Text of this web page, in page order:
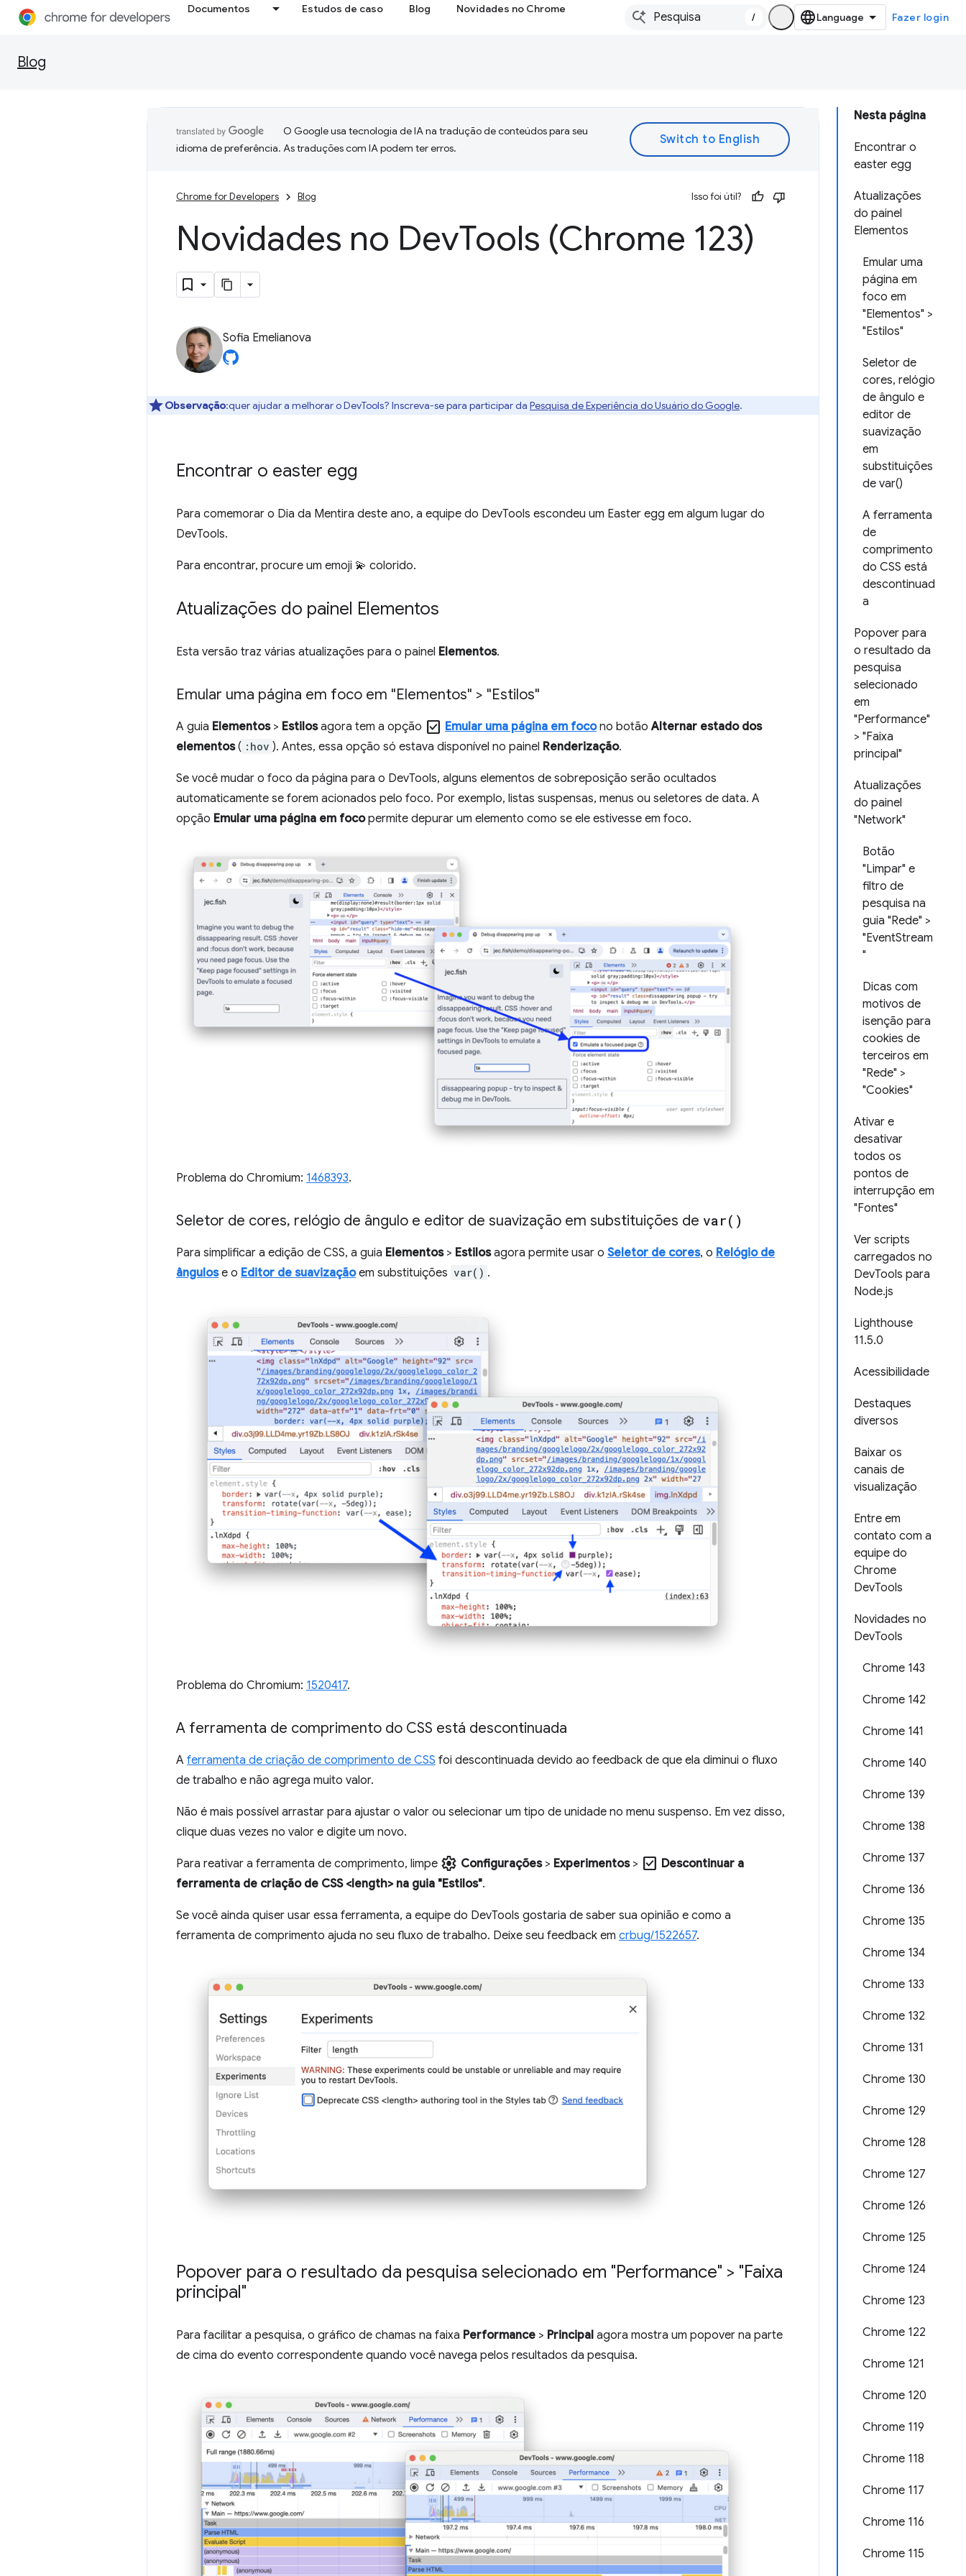
Documentos Estudos de caso Blog Novidades no Chrome
/ Fazer login
Blog
Nesta página
Encontrar o
easter egg
Atualizações
do painel
Elementos
Emular uma
página em
foco em
"Elementos" >
"Estilos"
Seletor de
cores, relógio
de ângulo e
editor de
suavização
em
substituições
de var()
A ferramenta
de
comprimento
do CSS está
descontinuad
a
Popover para
o resultado da
pesquisa
selecionado
em
"Performance"
> "Faixa
principal"
Atualizações
do painel
"Network"
Botão
"Limpar" e
filtro de
pesquisa na
guia "Rede" >
"EventStream
"
Dicas com
motivos de
isenção para
cookies de
terceiros em
"Rede" >
"Cookies"
Ativar e
desativar
todos os
pontos de
interrupção em
"Fontes"
Ver scripts
carregados no
DevTools para
Node.js
Lighthouse
11.5.0
Acessibilidade
Destaques
diversos
Baixar os
canais de
visualização
Entre em
contato com a
equipe do
Chrome
DevTools
Novidades no
DevTools
Chrome 143
Chrome 142
Chrome 141
Chrome 140
Chrome 139
Chrome 138
Chrome 137
Chrome 136
Chrome 135
Chrome 134
Chrome 133
Chrome 132
Chrome 131
Chrome 130
Chrome 129
Chrome 128
Chrome 127
Chrome 126
Chrome 125
Chrome 124
Chrome 123
Chrome 122
Chrome 121
Chrome 120
Chrome 119
Chrome 118
Chrome 117
Chrome 116
Chrome 115
O Google usa tecnologia de IA na tradução de conteúdos para seu
idioma de preferência. As traduções com IA podem ter erros.
Chrome for Developers Blog Isso foi útil?
Novidades no DevTools (Chrome 123)
Sofia Emelianova
Observação:quer ajudar a melhorar o DevTools? Inscreva-se para participar da Pesquisa de Experiência do Usuário do Google.
Encontrar o easter egg
Para comemorar o Dia da Mentira deste ano, a equipe do DevTools escondeu um Easter egg em algum lugar do
DevTools.
Para encontrar, procure um emoji 💫 colorido.
Atualizações do painel Elementos
Esta versão traz várias atualizações para o painel Elementos.
Emular uma página em foco em "Elementos" > "Estilos"
A guia Elementos> Estilosagora tem a opção check_box Emular uma página em focono botãoAlternar estado dos
elementos( :hov ). Antes, essa opção só estava disponível no painel Renderização.
Se você mudar o foco da página para o DevTools, alguns elementos de sobreposição serão ocultados
automaticamente se forem acionados pelo foco. Por exemplo, listas suspensas, menus ou seletores de data. A
opção Emular uma página em focopermite depurar um elemento como se ele estivesse em foco.
Problema do Chromium: 1468393.
Seletor de cores, relógio de ângulo e editor de suavização em substituições de var( )
Para simplificar a edição de CSS, a guia Elementos> Estilosagora permite usar o Seletor de cores, o Relógio de
ângulose o Editor de suavizaçãoem substituições var() .
Problema do Chromium: 1520417.
A ferramenta de comprimento do CSS está descontinuada
A ferramenta de criação de comprimento de CSS foi descontinuada devido ao feedback de que ela diminui o fluxo
de trabalho e não agrega muito valor.
Não é mais possível arrastar para ajustar o valor ou selecionar um tipo de unidade no menu suspenso. Em vez disso,
clique duas vezes no valor e digite um novo.
Para reativar a ferramenta de comprimento, limpe settings Configurações> Experimentos> check_box Descontinuar a
ferramenta de criação de CSS <length> na guia "Estilos".
Se você ainda quiser usar essa ferramenta, a equipe do DevTools gostaria de saber sua opinião e como a
ferramenta de comprimento ajuda no seu fluxo de trabalho. Deixe seu feedback em crbug/1522657.
Popover para o resultado da pesquisa selecionado em "Performance" > "Faixa
principal"
Para facilitar a pesquisa, o gráfico de chamas na faixa Performance > Principal agora mostra um popover na parte
de cima do evento correspondente quando você navega pelos resultados da pesquisa.